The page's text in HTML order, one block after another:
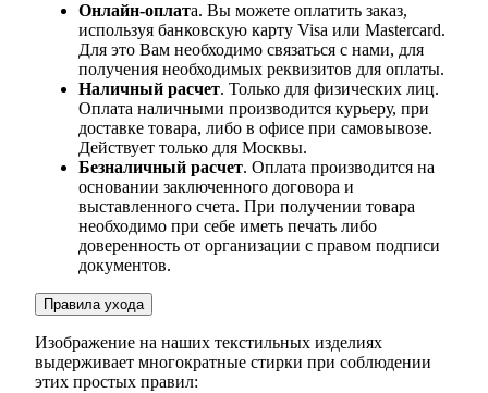
Онлайн-оплата. Вы можете оплатить заказ,
используя банковскую карту Visa или Mastercard.
Для это Вам необходимо связаться с нами, для
получения необходимых реквизитов для оплаты.
Наличный расчет. Только для физических лиц.
Оплата наличными производится курьеру, при
доставке товара, либо в офисе при самовывозе.
Действует только для Москвы.
Безналичный расчет. Оплата производится на
основании заключенного договора и
выставленного счета. При получении товара
необходимо при себе иметь печать либо
доверенность от организации с правом подписи
документов.
Правила ухода
Изображение на наших текстильных изделиях
выдерживает многократные стирки при соблюдении
этих простых правил: